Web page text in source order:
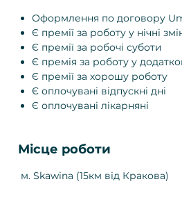
Оформлення по договору
Є премії за роботу у нічні
Є премії за робочі суботи
Є премія за роботу у
Є премії за хорошу роботу
Є оплочувані відпускні дні
Є оплочувані лікарняні
Місце роботи
м. Skawina (15км від Кракова)